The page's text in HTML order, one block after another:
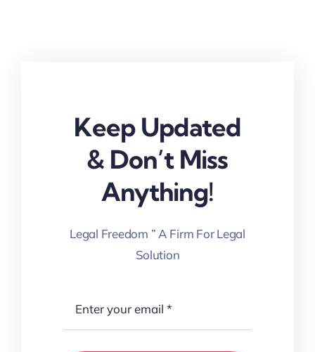
Keep Updated
& Don’t Miss
Anything!
Legal Freedom ” A Firm For Legal
Solution